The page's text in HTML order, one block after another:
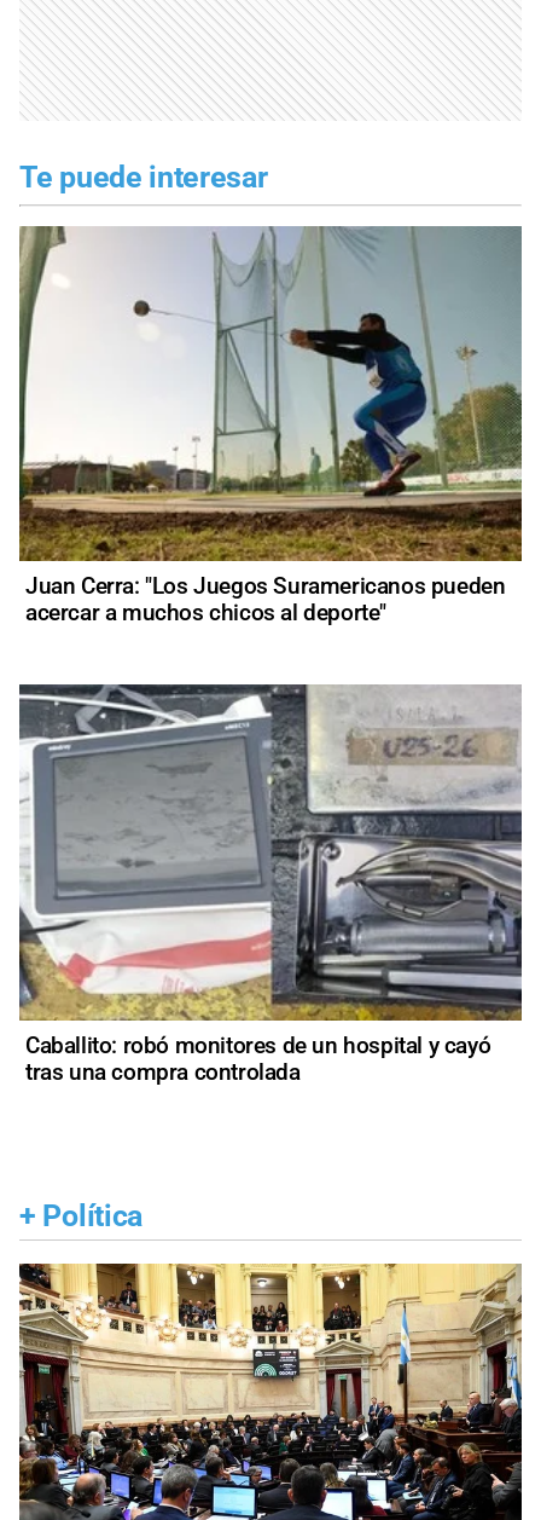
Te puede interesar
Juan Cerra: "Los Juegos Suramericanos pueden
acercar a muchos chicos al deporte"
Caballito: robó monitores de un hospital y cayó
tras una compra controlada
+ Política